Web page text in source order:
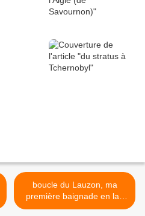
boucle du Lauzon, ma
première baignade en lac
de montagne >